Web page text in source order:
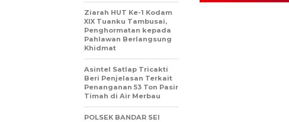
Ziarah HUT Ke-1 Kodam
XIX Tuanku Tambusai,
Penghormatan kepada
Pahlawan Berlangsung
Khidmat
Asintel Satlap Tricakti
Beri Penjelasan Terkait
Penanganan 53 Ton Pasir
Timah di Air Merbau
POLSEK BANDAR SEI